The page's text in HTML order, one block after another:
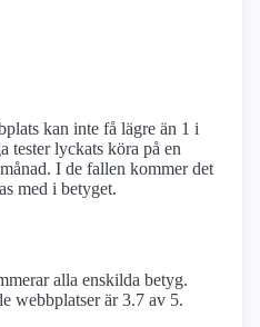
kan inte få lägre än 1 i
tester lyckats köra på en
I de fallen kommer det
med i betyget.
alla enskilda betyg.
webbplatser är 3.7 av 5.